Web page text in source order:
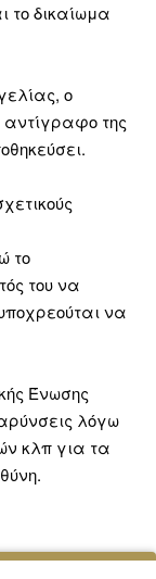
το δικαίωμα
ο
της
το
του να
να
Ένωσης
λόγω
κλπ για τα